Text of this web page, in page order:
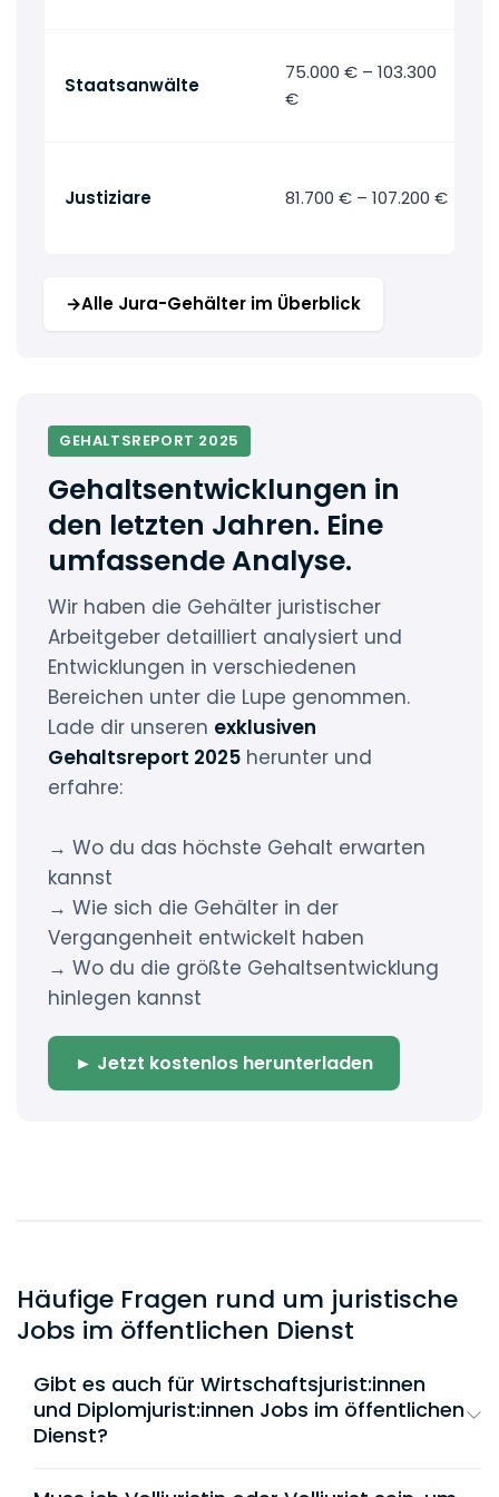
Staatsanwälte
75.000 € – 103.300
€
Justiziare 81.700 € – 107.200 €
→Alle Jura-Gehälter im Überblick
GEHALTSREPORT 2025
Gehaltsentwicklungen in
den letzten Jahren. Eine
umfassende Analyse.
Wir haben die Gehälter juristischer
Arbeitgeber detailliert analysiert und
Entwicklungen in verschiedenen
Bereichen unter die Lupe genommen.
Lade dir unseren exklusiven
Gehaltsreport 2025 herunter und
erfahre:
→ Wo du das höchste Gehalt erwarten
kannst
→ Wie sich die Gehälter in der
Vergangenheit entwickelt haben
→ Wo du die größte Gehaltsentwicklung
hinlegen kannst
► Jetzt kostenlos herunterladen
Häufige Fragen rund um juristische
Jobs im öffentlichen Dienst
Gibt es auch für Wirtschaftsjurist:innen
und Diplomjurist:innen Jobs im öffentlichen
Dienst?